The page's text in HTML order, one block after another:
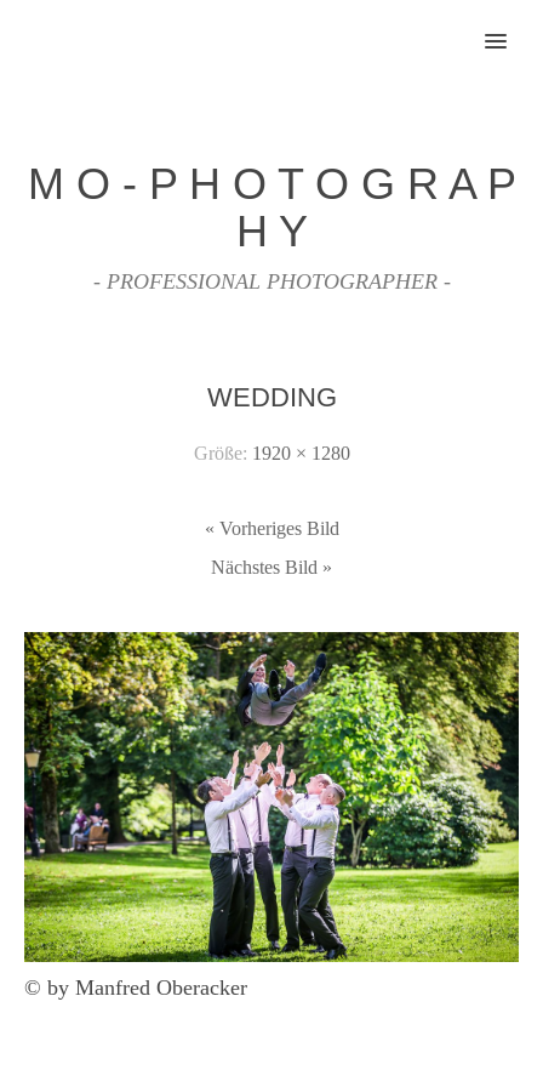
MENU
M O - P H O T O G R A P
H Y
- PROFESSIONAL PHOTOGRAPHER -
© by Manfred Oberacker
WEDDING
Größe: 1920 × 1280
« Vorheriges Bild
Nächstes Bild »